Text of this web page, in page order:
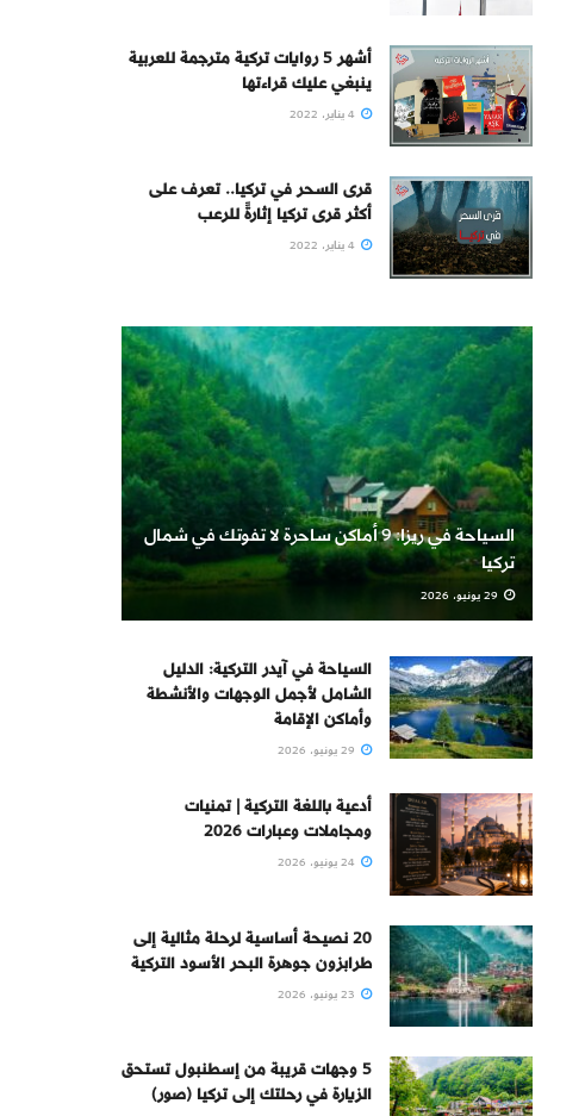
أشهر 5 روايات تركية مترجمة للعربية
ينبغي عليك قراءتها
قرى السحر في تركيا.. تعرف على
أكثر قرى تركيا إثارةً للرعب
السياحة في ريزا: 9 أماكن ساحرة لا تفوتك في شمال
تركيا
السياحة في آيدر التركية: الدليل
الشامل لأجمل الوجهات والأنشطة
وأماكن الإقامة
أدعية باللغة التركية | تمنيات
ومجاملات وعبارات 2026
20 نصيحة أساسية لرحلة مثالية إلى
طرابزون جوهرة البحر الأسود التركية
5 وجهات قريبة من إسطنبول تستحق
الزيارة في رحلتك إلى تركيا (صور)